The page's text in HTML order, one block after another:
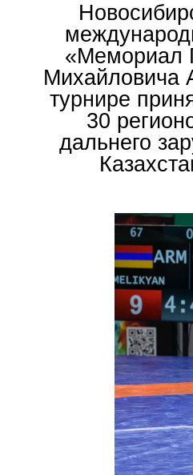
«Мемориал
Михайловича
турнире
30
дальнего